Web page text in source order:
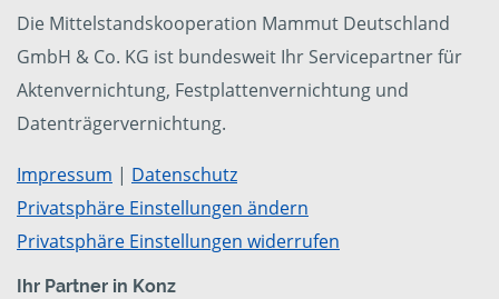
Die Mittelstandskooperation Mammut Deutschland
GmbH & Co. KG ist bundesweit Ihr Servicepartner für
Aktenvernichtung, Festplattenvernichtung und
Datenträgervernichtung.
Impressum | Datenschutz
Privatsphäre Einstellungen ändern
Privatsphäre Einstellungen widerrufen
Ihr Partner in Konz